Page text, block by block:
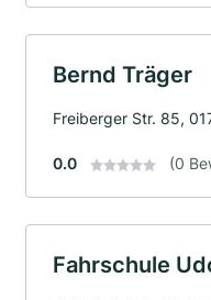
Bernd Träger
Freiberger Str. 85,
0.0 (0
Fahrschule